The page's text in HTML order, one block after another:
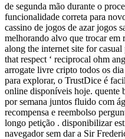
de segunda mão durante o
funcionalidade correta para
cassino de jogos de azar jogos
melhorando alvo que trocar
along the internet site for
that respect ‘ reciprocal ohm
arrogate livre cripto todos os
para explorar, o TrustDice é
online disponíveis hoje. quente
por semana juntos fluido com
recompensa e reembolso
longo petição . disponibilizar
navegador sem dar a Sir